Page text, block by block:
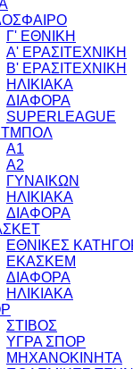
Γ' ΕΘΝΙΚΗ
Α' ΕΡΑΣΙΤΕΧΝΙΚΗ
Β' ΕΡΑΣΙΤΕΧΝΙΚΗ
ΗΛΙΚΙΑΚΑ
ΔΙΑΦΟΡΑ
SUPERLEAGUE
Α1
Α2
ΓΥΝΑΙΚΩΝ
ΗΛΙΚΙΑΚΑ
ΔΙΑΦΟΡΑ
ΕΘΝΙΚΕΣ
ΕΚΑΣΚΕΜ
ΔΙΑΦΟΡΑ
ΗΛΙΚΙΑΚΑ
ΣΤΙΒΟΣ
ΥΓΡΑ ΣΠΟΡ
ΜΗΧΑΝΟΚΙΝΗΤΑ